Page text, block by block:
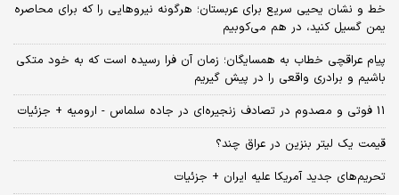
خط و نشان یحیی سریع برای عربستان؛ هرگونه نیروهایی را که برای محاصره
یمن گسیل کنید، در هم می‌کوبیم
پیام عراقچی خطاب به همسایگان؛ زمان آن فرا رسیده است که به خود متکی
باشیم و برادری واقعی را در پیش گیریم
11 فوتی و مصدوم در تصادف زنجیره‌ای در جاده سلماس - ارومیه + جزئیات
قیمت یک لیتر بنزین در عراق چند؟
تحریم‌های جدید آمریکا علیه ایران + جزئیات